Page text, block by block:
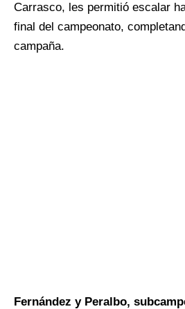
Carrasco, les permitió escalar
final del campeonato,
campaña.
Fernández y Peralbo,